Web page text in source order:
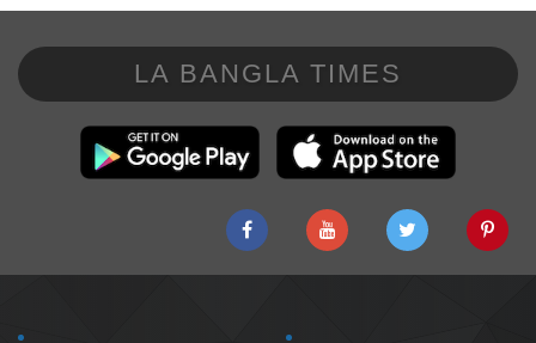
LA BANGLA TIMES